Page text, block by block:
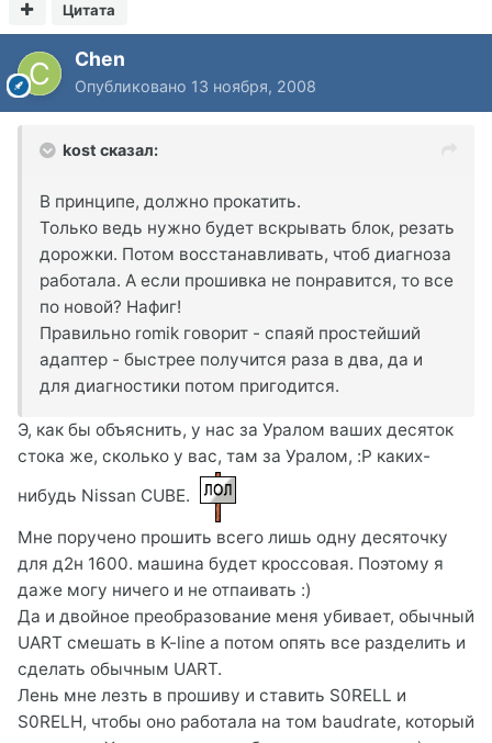
Цитата
Chen
Опубликовано 13 ноября, 2008
kost сказал:
В принципе, должно прокатить.
Только ведь нужно будет вскрывать блок, резать
дорожки. Потом восстанавливать, чтоб диагноза
работала. А если прошивка не понравится, то все
по новой? Нафиг!
Правильно romik говорит - спаяй простейший
адаптер - быстрее получится раза в два, да и
для диагностики потом пригодится.
Э, как бы объяснить, у нас за Уралом ваших десяток
стока же, сколько у вас, там за Уралом, :P каких-
нибудь Nissan CUBE.
Мне поручено прошить всего лишь одну десяточку
для д2н 1600. машина будет кроссовая. Поэтому я
даже могу ничего и не отпаивать :)
Да и двойное преобразование меня убивает, обычный
UART смешать в K-line а потом опять все разделить и
сделать обычным UART.
Лень мне лезть в прошиву и ставить S0RELL и
S0RELН, чтобы оно работала на том baudrate, который